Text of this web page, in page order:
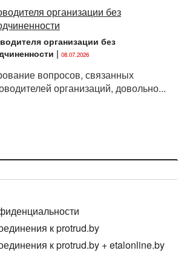
организации без
| 08.07.2026
вопросов, связанных
организаций, довольно...
к protrud.by
к protrud.by + etalonline.by